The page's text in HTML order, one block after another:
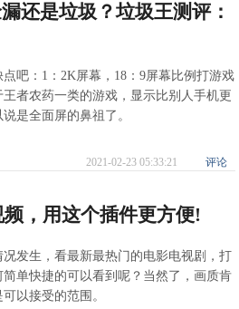
还是垃圾？垃圾王测评：
吧：1：2K屏幕，18：9屏幕比例打游戏
者农药一类的游戏，显示比别人手机更
是全面屏的鼻祖了。
2021-02-23 05:33:21 评论
，用这个插件更方便!
发生，看最新最热门的电影电视剧，打
单快捷的可以看到呢？当然了，画质肯
以接受的范围。